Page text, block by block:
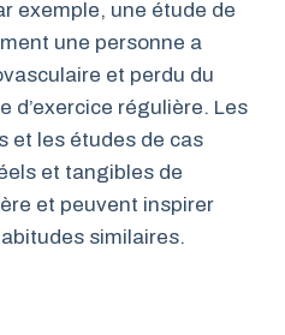
exemple, une étude de
une personne a
et perdu du
d’exercice régulière. Les
et les études de cas
et tangibles de
et peuvent inspirer
similaires.